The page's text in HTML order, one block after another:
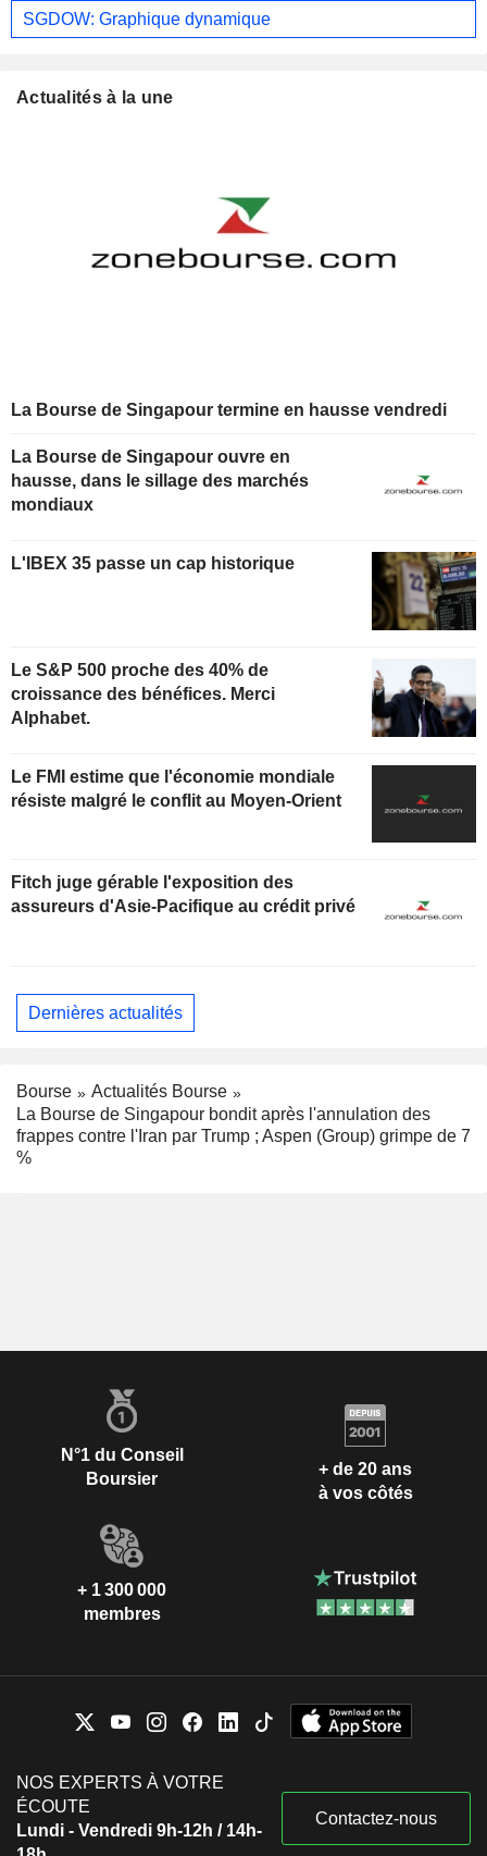
SGDOW: Graphique dynamique
Actualités à la une
La Bourse de Singapour termine en hausse vendredi
La Bourse de Singapour ouvre en
hausse, dans le sillage des marchés
mondiaux
L'IBEX 35 passe un cap historique
Le S&P 500 proche des 40% de
croissance des bénéfices. Merci
Alphabet.
Le FMI estime que l'économie mondiale
résiste malgré le conflit au Moyen-Orient
Fitch juge gérable l'exposition des
assureurs d'Asie-Pacifique au crédit privé
Dernières actualités
Bourse
Actualités Bourse
La Bourse de Singapour bondit après l'annulation des
frappes contre l'Iran par Trump ; Aspen (Group) grimpe de 7
%
N°1 du Conseil
Boursier
+ de 20 ans
à vos côtés
+ 1 300 000
membres
NOS EXPERTS À VOTRE
ÉCOUTE
Lundi - Vendredi 9h-12h / 14h-
Contactez-nous